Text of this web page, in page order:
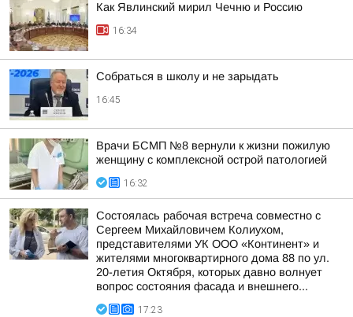
Как Явлинский мирил Чечню и Россию
16:34
Собраться в школу и не зарыдать
16:45
Врачи БСМП №8 вернули к жизни пожилую
женщину с комплексной острой патологией
16:32
Состоялась рабочая встреча совместно с
Сергеем Михайловичем Колиухом,
представителями УК ООО «Континент» и
жителями многоквартирного дома 88 по ул.
20-летия Октября, которых давно волнует
вопрос состояния фасада и внешнего...
17:23